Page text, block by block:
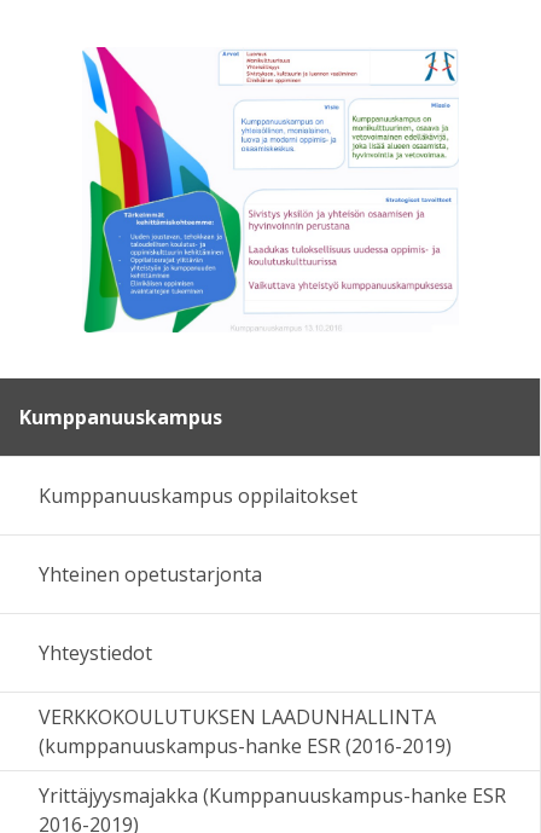
Kumppanuuskampus
Kumppanuuskampus oppilaitokset
Yhteinen opetustarjonta
Yhteystiedot
VERKKOKOULUTUKSEN LAADUNHALLINTA
(kumppanuuskampus-hanke ESR (2016-2019)
Yrittäjyysmajakka (Kumppanuuskampus-hanke ESR
2016-2019)